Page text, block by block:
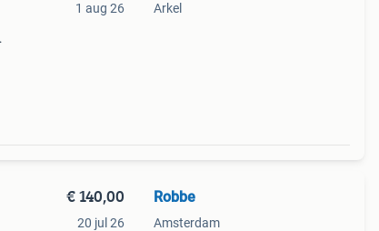
1 aug 26 Arkel
€ 140,00
20 jul 26
Robbe
Amsterdam